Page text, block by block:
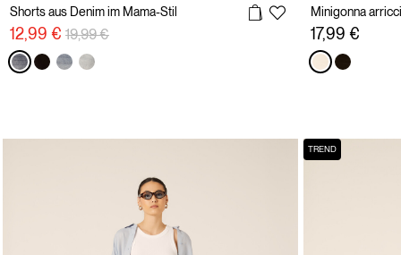
Shorts aus Denim im Mama-Stil
12,99 € Preisreduzierung von
19,99 €auf
Minigonna
17,99 €
TREND